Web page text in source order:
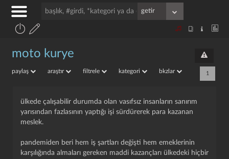
moto kurye
paylaş araştır filtrele kategori bkzlar 1
ülkede çalışabilir durumda olan vasıfsız insanların sanırım
yarısından fazlasının yaptığı işi sürdürerek para kazanan
meslek.
pandemiden beri hem iş şartları değişti hem emeklerinin
karşılığında almaları gereken maddi kazançları ülkedeki hiçbir